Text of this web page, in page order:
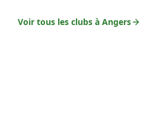
Voir tous les clubs à Angers